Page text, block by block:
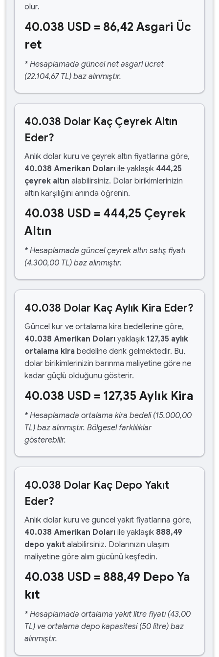
olur.
40.038 USD = 86,42 Asgari Üc
ret
* Hesaplamada güncel net asgari ücret
(22.104,67 TL) baz alınmıştır.
40.038 Dolar Kaç Çeyrek Altın
Eder?
Anlık dolar kuru ve çeyrek altın fiyatlarına göre,
40.038 Amerikan Doları ile yaklaşık 444,25
çeyrek altın alabilirsiniz. Dolar birikimlerinizin
altın karşılığını anında öğrenin.
40.038 USD = 444,25 Çeyrek
Altın
* Hesaplamada güncel çeyrek altın satış fiyatı
(4.300,00 TL) baz alınmıştır.
40.038 Dolar Kaç Aylık Kira Eder?
Güncel kur ve ortalama kira bedellerine göre,
40.038 Amerikan Doları yaklaşık 127,35 aylık
ortalama kira bedeline denk gelmektedir. Bu,
dolar birikimlerinizin barınma maliyetine göre ne
kadar güçlü olduğunu gösterir.
40.038 USD = 127,35 Aylık Kira
* Hesaplamada ortalama kira bedeli (15.000,00
TL) baz alınmıştır. Bölgesel farklılıklar
gösterebilir.
40.038 Dolar Kaç Depo Yakıt
Eder?
Anlık dolar kuru ve güncel yakıt fiyatlarına göre,
40.038 Amerikan Doları ile yaklaşık 888,49
depo yakıt alabilirsiniz. Dolarınızın ulaşım
maliyetine göre alım gücünü keşfedin.
40.038 USD = 888,49 Depo Ya
kıt
* Hesaplamada ortalama yakıt litre fiyatı (43,00
TL) ve ortalama depo kapasitesi (50 litre) baz
alınmıştır.